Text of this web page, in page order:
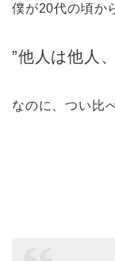
僕が20代の頃か
”他人は他人
なのに、つい比